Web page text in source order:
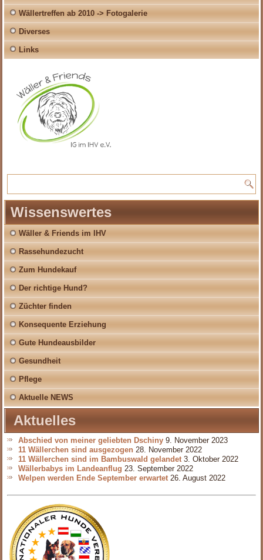
Wällertreffen ab 2010 -> Fotogalerie
Diverses
Links
Wissenswertes
Wäller & Friends im IHV
Rassehundezucht
Zum Hundekauf
Der richtige Hund?
Züchter finden
Konsequente Erziehung
Gute Hundeausbilder
Gesundheit
Pflege
Aktuelle NEWS
Aktuelles
Abschied von meiner geliebten Dschiny 9. November 2023
11 Wällerchen sind ausgezogen 28. November 2022
11 Wällerchen sind im Bambuswald gelandet 3. Oktober 2022
Wällerbabys im Landeanflug 23. September 2022
Welpen werden Ende September erwartet 26. August 2022